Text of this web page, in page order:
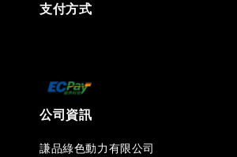
支付方式
公司資訊
謙品綠色動力有限公司